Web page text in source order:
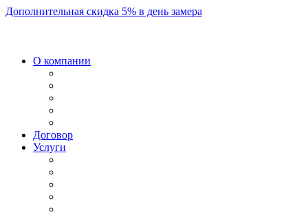
Дополнительная скидка 5% в день замера
О компании
Договор
Услуги